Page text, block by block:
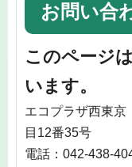
お問い合
このページ
います。
エコプラザ西東
目12番35号
電話：042-438-